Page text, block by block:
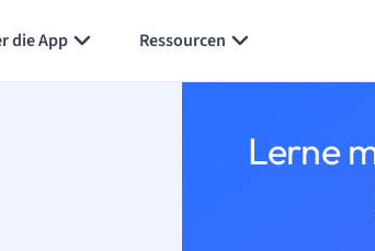
die App Ressourcen
Lerne